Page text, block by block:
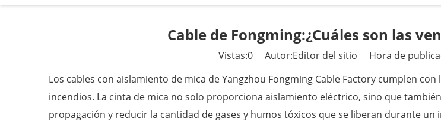
Cable de Fongming:¿Cuáles son las
Vistas:0 Autor:Editor del sitio Hora de
Los cables con aislamiento de mica de Yangzhou Fongming Cable Factory cumplen
incendios. La cinta de mica no solo proporciona aislamiento eléctrico, sino que
propagación y reducir la cantidad de gases y humos tóxicos que se liberan durante un